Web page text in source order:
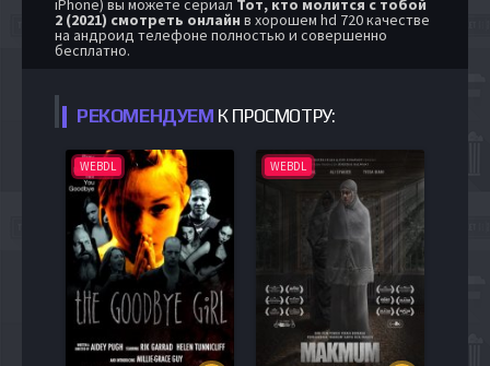
iPhone) вы можете сериал Тот, кто молится с тобой
2 (2021) смотреть онлайн в хорошем hd 720 качестве
на андроид телефоне полностью и совершенно
бесплатно.
РЕКОМЕНДУЕМ К ПРОСМОТРУ:
WEBDL WEBDL